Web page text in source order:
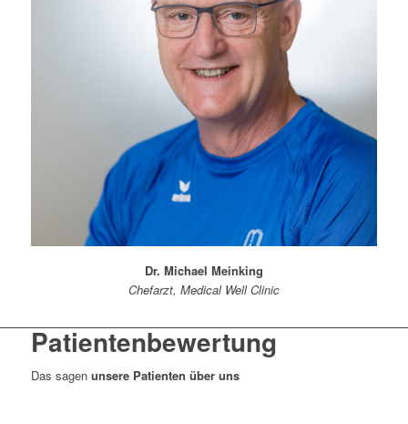
Dr. Michael Meinking
Chefarzt, Medical Well Clinic
Patientenbewertung
Das sagen unsere Patienten über uns